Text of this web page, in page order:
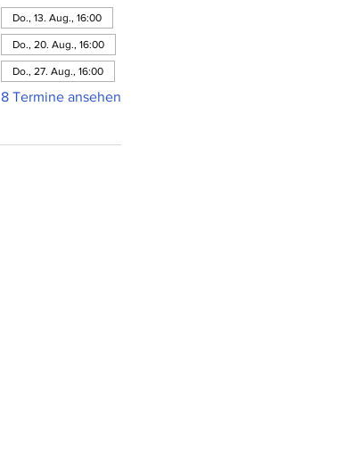
Do., 13. Aug., 16:00
Do., 20. Aug., 16:00
Do., 27. Aug., 16:00
8 Termine ansehen